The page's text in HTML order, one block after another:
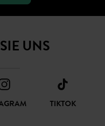
UNS
TIKTOK